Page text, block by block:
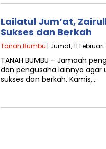
Lailatul Jum’at,
Sukses dan Berkah
Tanah Bumbu | Jumat, 11 Februari
TANAH BUMBU – Jamaah
dan pengusaha lainnya agar
sukses dan berkah. Kamis,…